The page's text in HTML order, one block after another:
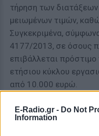
E-Radio.gr - Do Not
Information
τήρηση των
μειωμένων τιμών,
Συγκεκριμένα,
4177/2013, σε όσους
επιβάλλεται
ετήσιου κύκλου
από 10.000 ευρώ.
Στην επιβαρυντική
αποδειχτεί ότι είναι